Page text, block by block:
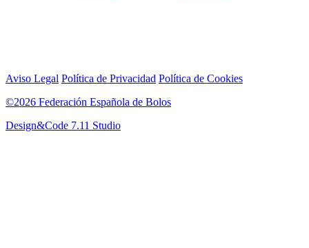
Aviso Legal Política de Privacidad Política de Cookies
©2026 Federación Española de Bolos
Design&Code 7.11 Studio